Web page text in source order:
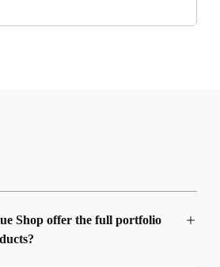
Shop offer the full portfolio